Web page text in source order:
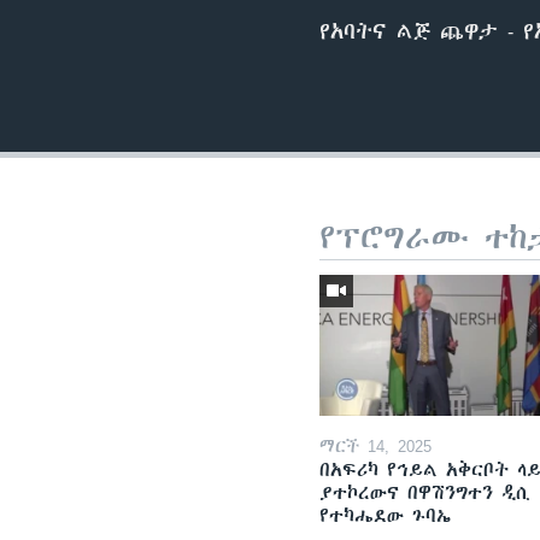
የአባትና ልጅ ጨዋታ -
የፕሮግራሙ
ማርች 14, 2025
በአፍሪካ የኅይል አቅርቦት
ያተኮረውና በዋሽንግተን ዲሲ
የተካሔደው ጉባኤ